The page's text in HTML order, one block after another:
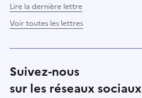
Lire la dernière lettre
Voir toutes les lettres
Suivez-nous
sur les réseaux sociaux